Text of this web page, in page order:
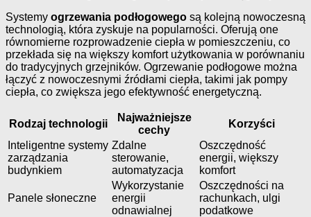
Systemy ogrzewania podłogowego są kolejną nowoczesną
technologią, która zyskuje na popularności. Oferują one
równomierne rozprowadzenie ciepła w pomieszczeniu, co
przekłada się na większy komfort użytkowania w porównaniu
do tradycyjnych grzejników. Ogrzewanie podłogowe można
łączyć z nowoczesnymi źródłami ciepła, takimi jak pompy
ciepła, co zwiększa jego efektywność energetyczną.
Rodzaj technologii
Najważniejsze
cechy
Korzyści
Inteligentne systemy
zarządzania
budynkiem
Zdalne
sterowanie,
automatyzacja
Oszczędność
energii, większy
komfort
Panele słoneczne
Wykorzystanie
energii
odnawialnej
Oszczędności na
rachunkach, ulgi
podatkowe